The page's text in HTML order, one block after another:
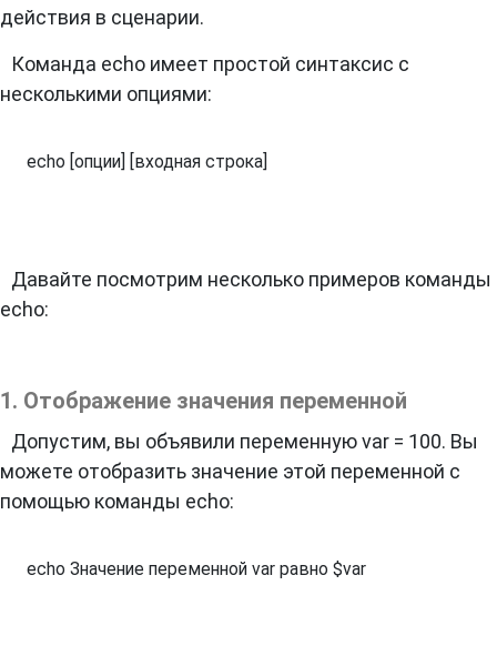
действия в сценарии.
Команда echo имеет простой синтаксис с
несколькими опциями:
echo [опции] [входная строка]
Давайте посмотрим несколько примеров команды
echo:
1. Отображение значения переменной
Допустим, вы объявили переменную var = 100. Вы
можете отобразить значение этой переменной с
помощью команды echo:
echo Значение переменной var равно $var